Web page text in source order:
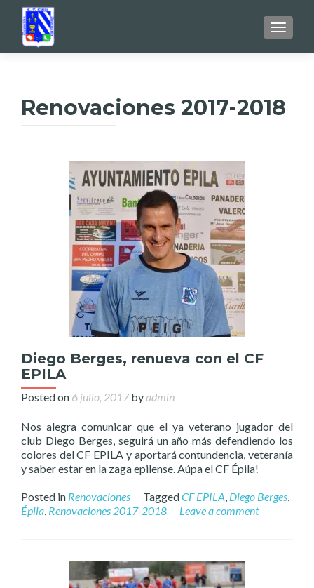
Renovaciones 2017-2018
Diego Berges, renueva con el CF
EPILA
Posted on 6 julio, 2017byadmin
Nos alegra comunicar que el ya veterano jugador del
club Diego Berges, seguirá un año más defendiendo los
colores del CF EPILA y aportará contundencia, veteranía
y saber estar en la zaga epilense. Aúpa el CF Épila!
Posted in Renovaciones TaggedCF EPILA, Diego Berges,
Épila, Renovaciones 2017-2018 Leave a comment